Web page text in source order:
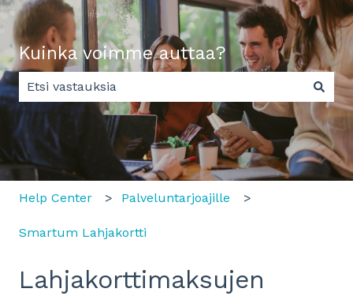
Kuinka voimme auttaa?
Ehdotuksia ei ole, koska hakukenttä on tyhjä.
Help Center Palveluntarjoajille
Smartum Lahjakortti
Lahjakorttimaksujen